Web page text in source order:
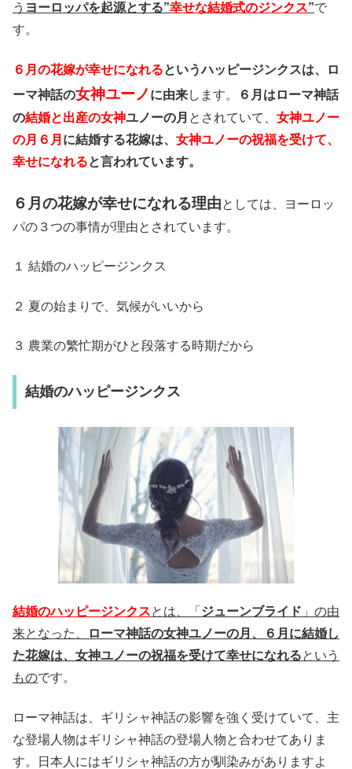
う ヨーロッパを起源とする”幸せな結婚式のジンクス”で
す。
６月の花嫁が幸せになれるというハッピージンクスは、ロ
ーマ神話の女神ユーノ に由来します。
６月はローマ神話
の結婚と出産の女神ユノーの月 とされていて、 女神ユノー
の月６月 に結婚する花嫁は、 女神ユノーの祝福を受けて、
幸せになれると言われています。
６月の花嫁が幸せになれる理由としては、ヨーロッ
パの３つの事情が理由とされています。
１ 結婚のハッピージンクス
２ 夏の始まりで、気候がいいから
３ 農業の繁忙期がひと段落する時期だから
結婚のハッピージンクス
結婚のハッピージンクスとは、「 ジューンブライド 」の由
来となった、
ローマ神話の女神ユノーの月、６月に結婚し
た花嫁は、女神ユノーの祝福を受けて幸せになれるという
ものです。
ローマ神話は、ギリシャ神話の影響を強く受けていて、主
な登場人物はギリシャ神話の登場人物と合わせてありま
す。日本人にはギリシャ神話の方が馴染みがありますよ